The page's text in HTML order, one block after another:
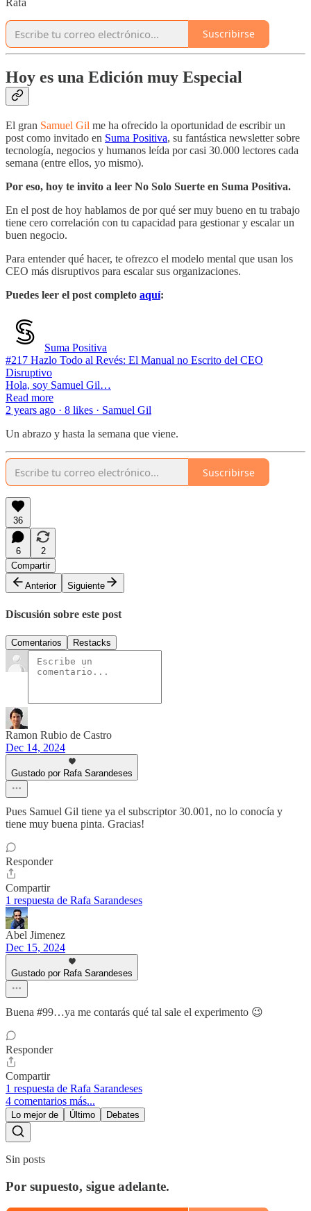
Suscribirse
Hoy es una Edición muy Especial
El gran Samuel Gil me ha ofrecido la oportunidad de escribir un
post como invitado en Suma Positiva, su fantástica newsletter sobre
tecnología, negocios y humanos leída por casi 30.000 lectores cada
semana (entre ellos, yo mismo).
Por eso, hoy te invito a leer No Solo Suerte en Suma Positiva.
En el post de hoy hablamos de por qué ser muy bueno en tu trabajo
tiene cero correlación con tu capacidad para gestionar y escalar un
buen negocio.
Para entender qué hacer, te ofrezco el modelo mental que usan los
CEO más disruptivos para escalar sus organizaciones.
Puedes leer el post completo aquí:
Suma Positiva
#217 Hazlo Todo al Revés: El Manual no Escrito del CEO
Disruptivo
Hola, soy Samuel Gil…
Read more
2 years ago · 8 likes · Samuel Gil
Un abrazo y hasta la semana que viene.
Suscribirse
36
6
2
Compartir
Anterior
Siguiente
Discusión sobre este post
Comentarios Restacks
Ramon Rubio de Castro
Dec 14, 2024
Gustado por Rafa Sarandeses
Pues Samuel Gil tiene ya el subscriptor 30.001, no lo conocía y
tiene muy buena pinta. Gracias!
Responder
Compartir
1 respuesta de Rafa Sarandeses
Abel Jimenez
Dec 15, 2024
Gustado por Rafa Sarandeses
Buena #99…ya me contarás qué tal sale el experimento 😉
Responder
Compartir
1 respuesta de Rafa Sarandeses
4 comentarios más...
Lo mejor de Último Debates
Sin posts
Por supuesto, sigue adelante.